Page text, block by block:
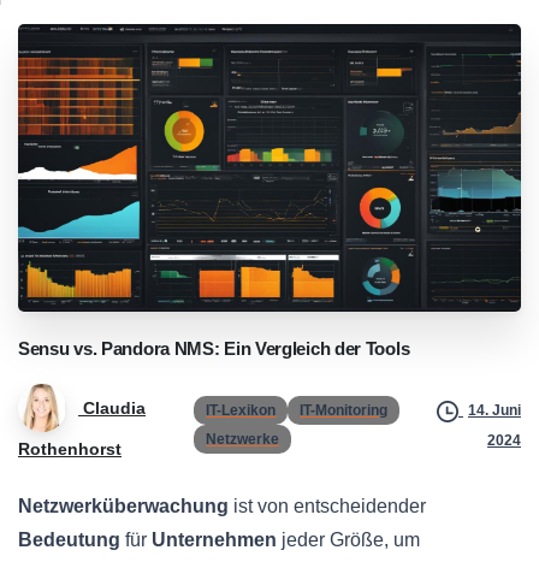
Sensu vs. Pandora NMS: Ein Vergleich der Tools
Claudia
Rothenhorst
IT-Lexikon
IT-Monitoring
Netzwerke
14. Juni
2024
Netzwerküberwachung ist von entscheidender
Bedeutung für Unternehmen jeder Größe, um